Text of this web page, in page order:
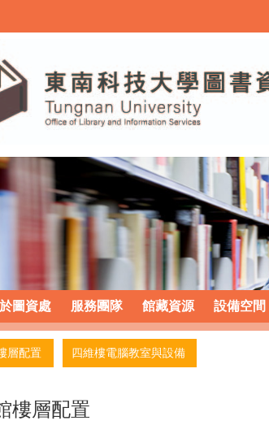
圖資處 服務團隊 館藏資源 設備空間
層配置 四維樓電腦教室與設備
樓層配置